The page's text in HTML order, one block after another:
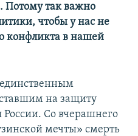
Потому так важно
чтобы у нас не
конфликта в нашей
на защиту
Со вчерашнего
мечты» смерть